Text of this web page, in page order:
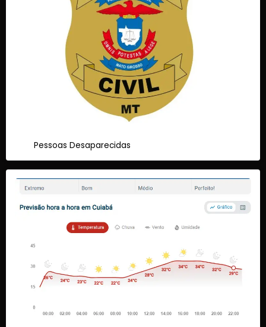
Pessoas Desaparecidas